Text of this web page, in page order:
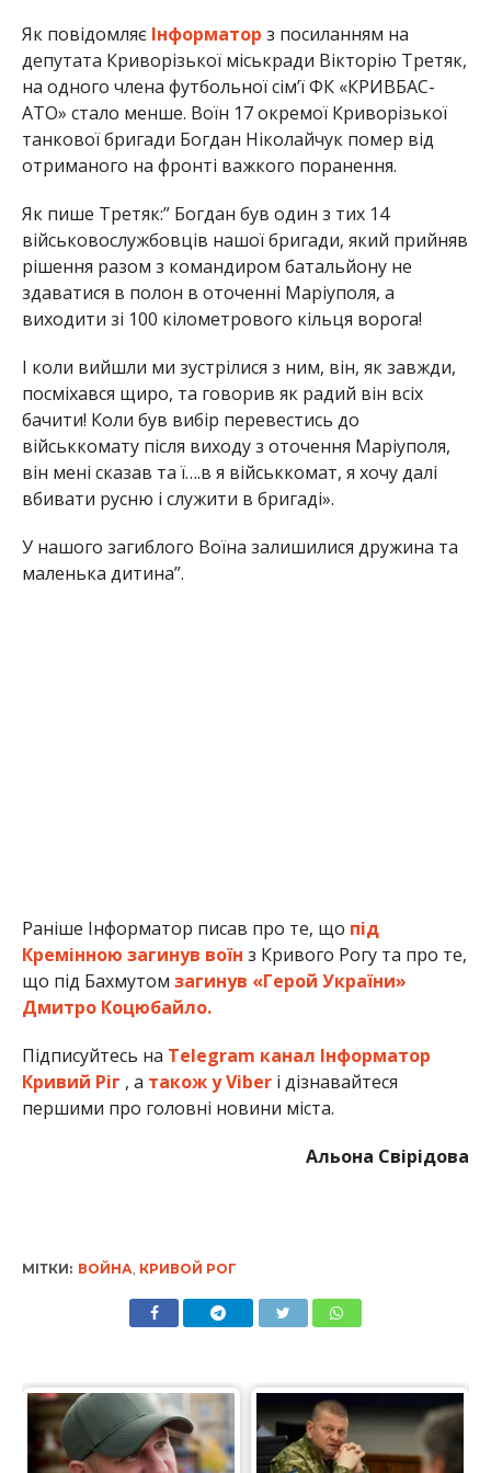
Як повідомляє Інформатор з посиланням на
депутата Криворізької міськради Вікторію Третяк,
на одного члена футбольної сім’ї ФК «КРИВБАС-
АТО» стало менше. Воїн 17 окремої Криворізької
танкової бригади Богдан Ніколайчук помер від
отриманого на фронті важкого поранення.
Як пише Третяк:” Богдан був один з тих 14
військовослужбовців нашої бригади, який прийняв
рішення разом з командиром батальйону не
здаватися в полон в оточенні Маріуполя, а
виходити зі 100 кілометрового кільця ворога!
І коли вийшли ми зустрілися з ним, він, як завжди,
посміхався щиро, та говорив як радий він всіх
бачити! Коли був вибір перевестись до
військкомату після виходу з оточення Маріуполя,
він мені сказав та ї….в я військкомат, я хочу далі
вбивати русню і служити в бригаді».
У нашого загиблого Воїна залишилися дружина та
маленька дитина”.
Раніше Інформатор писав про те, що під
Кремінною загинув воїн з Кривого Рогу та про те,
що під Бахмутом загинув «Герой України»
Дмитро Коцюбайло.
Підписуйтесь на Telegram канал Інформатор
Кривий Ріг , а також у Viberі дізнавайтеся
першими про головні новини міста.
Альона Свірідова
МІТКИ: ВОЙНА, КРИВОЙ РОГ